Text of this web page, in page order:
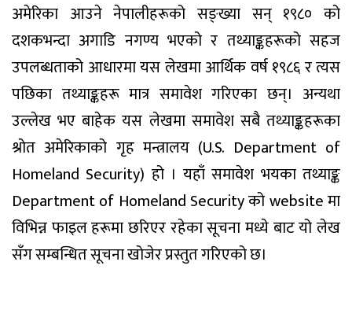
अमेरिका आउने नेपालीहरूको सङ्ख्या सन् १९८० को
दशकभन्दा अगाडि नगण्य भएको र तथ्याङ्कहरूको सहज
उपलब्धताको आधारमा यस लेखमा आर्थिक वर्ष १९८६ र त्यस
पछिका तथ्याङ्कहरू मात्र समावेश गरिएका छन्। अन्यथा
उल्लेख भए बाहेक यस लेखमा समावेश सबै तथ्याङ्कहरूका
श्रोत अमेरिकाको गृह मन्त्रालय (U.S. Department of
Homeland Security) हो । यहाँ समावेश भयका तथ्याङ्क
Department of Homeland Security को website मा
विभिन्न फाइल हरूमा छरिएर रहेका सूचना मध्ये बाट यो लेख
सँग सम्बन्धित सूचना खोजेर प्रस्तुत गरिएको छ।